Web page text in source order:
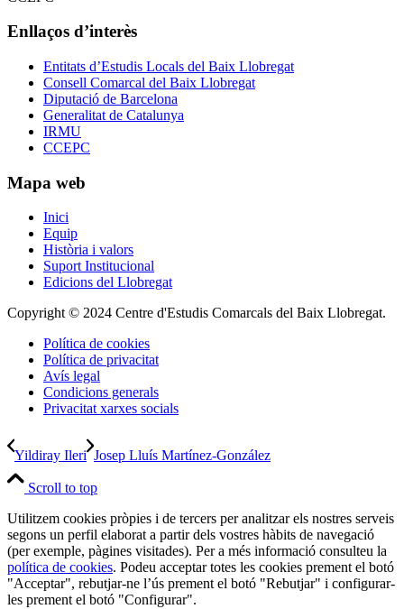
Enllaços d’interès
Entitats d’Estudis Locals del Baix Llobregat
Consell Comarcal del Baix Llobregat
Diputació de Barcelona
Generalitat de Catalunya
IRMU
CCEPC
Mapa web
Inici
Equip
Història i valors
Suport Institucional
Edicions del Llobregat
Copyright © 2024 Centre d'Estudis Comarcals del Baix Llobregat.
Política de cookies
Política de privacitat
Avís legal
Condicions generals
Privacitat xarxes socials
Yildiray Ileri Josep Lluís Martínez-González
Scroll to top
Utilitzem cookies pròpies i de tercers per analitzar els nostres serveis
segons un perfil elaborat a partir dels vostres hàbits de navegació
(per exemple, pàgines visitades). Per a més informació consulteu la
política de cookies. Podeu acceptar totes les cookies prement el botó
"Acceptar", rebutjar-ne l’ús prement el botó "Rebutjar" i configurar-
les prement el botó "Configurar".